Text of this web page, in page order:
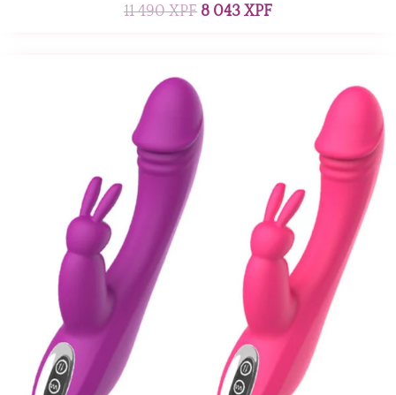
11 490XPF Le
11
490 XPF.
8 043 XPFLe
043 XPF.